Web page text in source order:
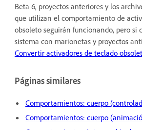
Beta 6, proyectos anteriores y los
que utilizan el comportamiento de
obsoleto seguirán funcionando, pero si
sistema con marionetas y proyectos
Convertir activadores de teclado
Páginas similares
Comportamientos: cuerpo
Comportamientos: cuerpo